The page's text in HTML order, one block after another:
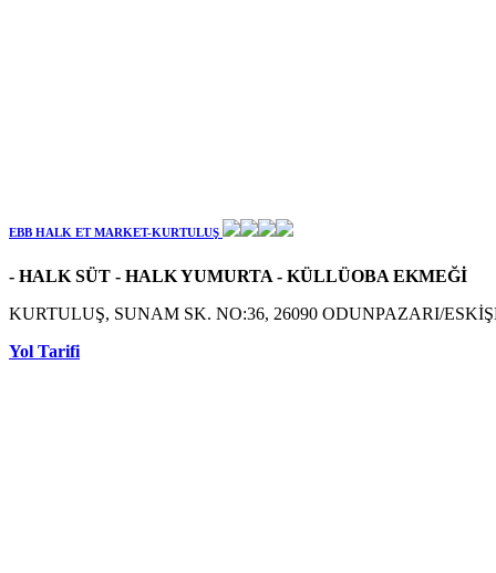
EBB HALK ET MARKET-KURTULUŞ
- HALK SÜT - HALK YUMURTA - KÜLLÜOBA EKMEĞİ
KURTULUŞ, SUNAM SK. NO:36, 26090 ODUNPAZARI/
Yol Tarifi